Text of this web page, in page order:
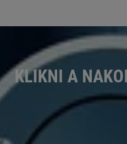
KLIKNI A